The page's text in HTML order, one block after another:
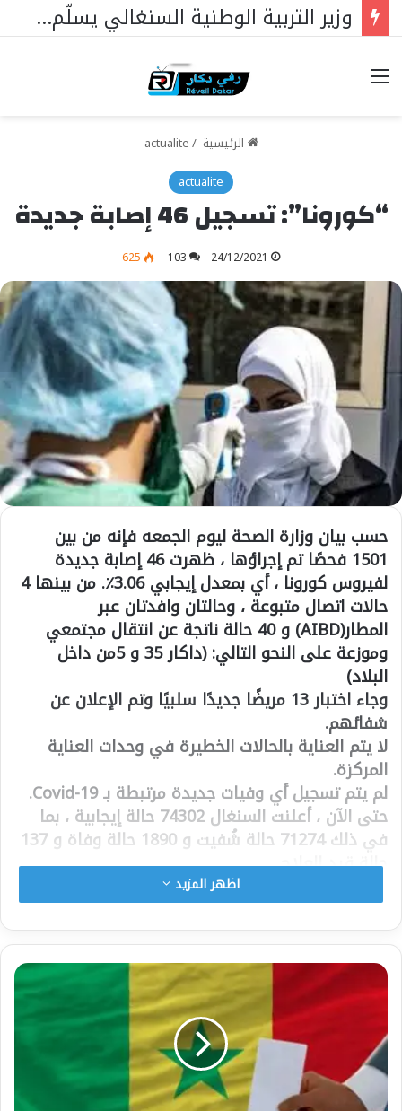
البنك الدولي: 340 مليار فرنك أفريقي لدعم أولويات السنغال
خيارات
الرئيسية /
actualite
actualite
“كورونا”: تسجيل 46 إصابة جديدة
24/12/2021
103
625
حسب بيان وزارة الصحة ليوم الجمعه فإنه من بين
1501 فحصًا تم إجراؤها ، ظهرت 46 إصابة جديدة
لفيروس كورونا ، أي بمعدل إيجابي 3.06٪. من بينها 4
حالات اتصال متبوعة ، وحالتان وافدتان عبر
المطار(AIBD) و 40 حالة ناتجة عن انتقال مجتمعي
وموزعة على النحو التالي: (داكار 35 و 5من داخل
البلاد)
وجاء اختبار 13 مريضًا جديدًا سلبيًا وتم الإعلان عن
شفائهم.
لا يتم العناية بالحالات الخطيرة في وحدات العناية
المركزة.
لم يتم تسجيل أي وفيات جديدة مرتبطة بـ Covid-19.
حتى الآن ، أعلنت السنغال 74302 حالة إيجابية ، بما
في ذلك 71274 حالة شُفيت و 1890 حالة وفاة و 137
حالة قيد العلاج.
فيس بوك X
معجب بهذه:
اظهر المزيد